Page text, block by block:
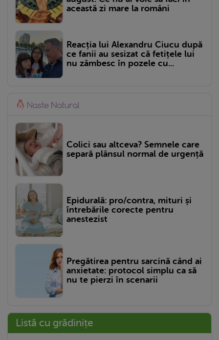
această zi mare la români
Reacția lui Alexandru Ciucu după
ce fanii au sesizat că fetițele lui
nu zâmbesc în pozele cu...
Colici sau altceva? Semnele care
separă plânsul normal de urgență
Epidurală: pro/contra, mituri și
întrebările corecte pentru
anestezist
Pregătirea pentru sarcină când ai
anxietate: protocol simplu ca să
nu te pierzi în scenarii
Listă cu grădinițe